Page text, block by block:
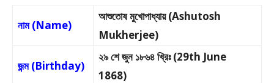
নাম (Name)
আশুতোষ মুখোপাধ্যায় (Ashutosh
Mukherjee)
জন্ম (Birthday)
২৯ শে জুন ১৮৬৪ খ্রিঃ (29th June
1868)